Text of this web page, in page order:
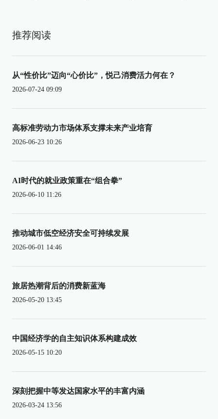
推荐阅读
从“性价比”迈向“心价比”，悦己消费活力何在？
2026-07-24 09:09
高标准劳动力市场体系支撑未来产业培育
2026-06-23 10:26
AI时代的就业政策重在“组合拳”
2026-06-10 11:26
推动城市低空经济安全可持续发展
2026-06-01 14:46
旅居热潮背后的消费新蓝海
2026-05-20 13:45
中国经济学的自主知识体系构建成效
2026-05-15 10:20
深刻把握中等发达国家水平的丰富内涵
2026-03-24 13:56